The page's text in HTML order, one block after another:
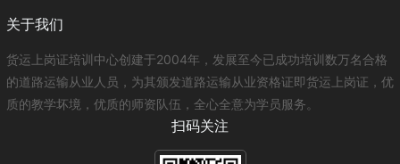
关于我们
货运上岗证培训中心创建于2004年，发展至今已成功培训数万名合格
的道路运输从业人员，为其颁发道路运输从业资格证即货运上岗证，优
质的教学坏境，优质的师资队伍，全心全意为学员服务。
扫码关注